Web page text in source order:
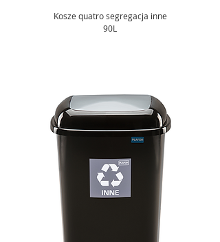
Kosze quatro segregacja inne
90L